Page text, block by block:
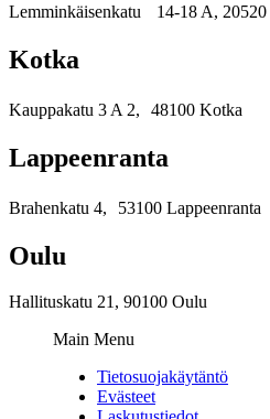
Lemminkäisenkatu 14-18 A, 20520
Kotka
Kauppakatu 3 A 2, 48100 Kotka
Lappeenranta
Brahenkatu 4, 53100 Lappeenranta
Oulu
Hallituskatu 21, 90100 Oulu
Main Menu
Tietosuojakäytäntö
Evästeet